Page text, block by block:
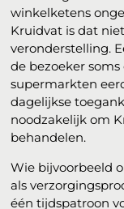
winkelketens
Kruidvat is dat
veronderstelling.
de bezoeker
supermarkten
dagelijkse
noodzakelijk om
behandelen.
Wie bijvoorbeeld
als
één tijdspatroon